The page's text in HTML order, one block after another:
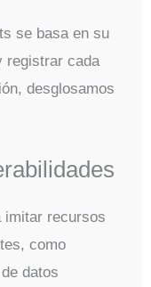
se basa en su
registrar cada
desglosamos
imitar recursos
como
datos